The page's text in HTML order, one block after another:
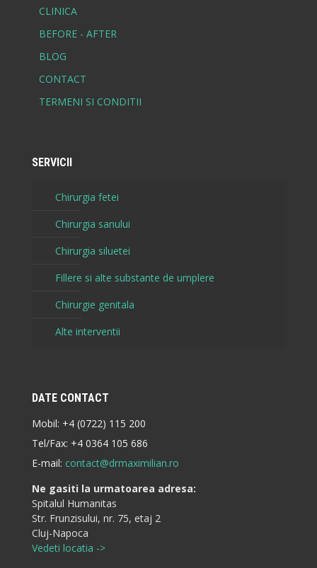
CLINICA
BEFORE - AFTER
BLOG
CONTACT
TERMENI SI CONDITII
SERVICII
Chirurgia fetei
Chirurgia sanului
Chirurgia siluetei
Fillere si alte substante de umplere
Chirurgie genitala
Alte interventii
DATE CONTACT
Mobil: +4 (0722) 115 200
Tel/Fax: +4 0364 105 686
E-mail: contact@drmaximilian.ro
Ne gasiti la urmatoarea adresa:
Spitalul Humanitas
Str. Frunzisului, nr. 75, etaj 2
Cluj-Napoca
Vedeti locatia ->